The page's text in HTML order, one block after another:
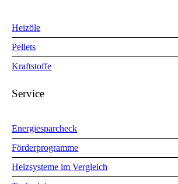
Heizöle
Pellets
Kraftstoffe
Service
Energiesparcheck
Förderprogramme
Heizsysteme im Vergleich